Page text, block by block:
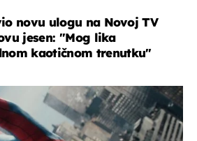
novu ulogu na Novoj TV
jesen: ''Mog lika
kaotičnom trenutku''